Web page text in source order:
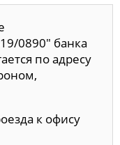
0890" банка
по адресу
к офису